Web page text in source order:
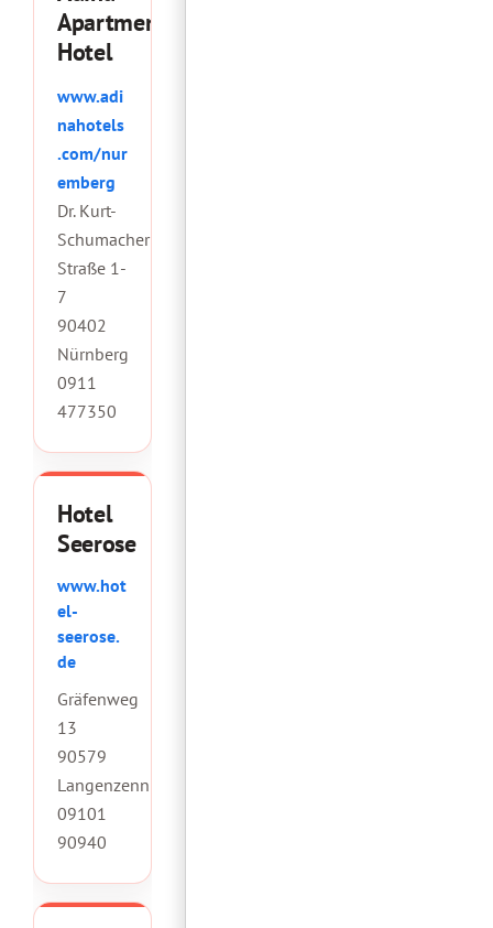
Apartment
Hotel
www.adi
nahotels
.com/nur
emberg
Dr. Kurt-
Schumacher
Straße 1-
7
90402
Nürnberg
0911
477350
Hotel
Seerose
www.hot
el-
seerose.
de
Gräfenweg
13
90579
Langenzenn
09101
90940